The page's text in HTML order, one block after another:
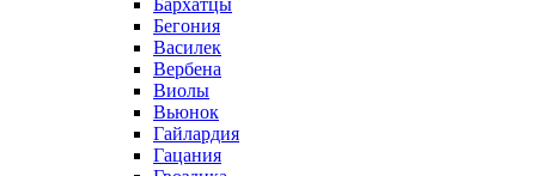
Бегония
Василек
Вербена
Виолы
Вьюнок
Гайлардия
Гацания